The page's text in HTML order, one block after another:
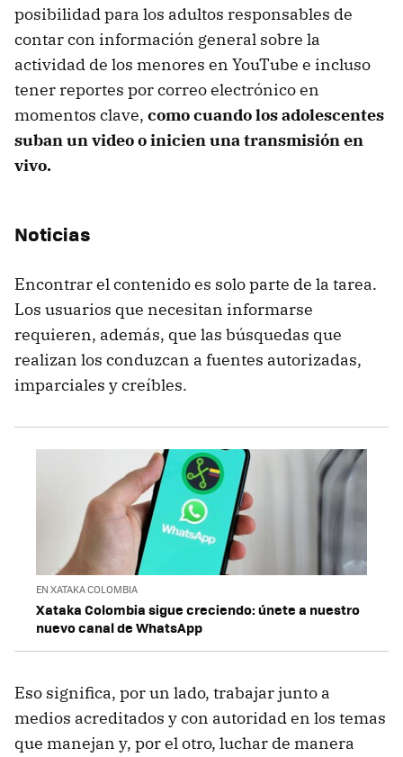
posibilidad para los adultos responsables de
contar con información general sobre la
actividad de los menores en YouTube e incluso
tener reportes por correo electrónico en
momentos clave, como cuando los adolescentes
suban un video o inicien una transmisión en
vivo.
Noticias
Encontrar el contenido es solo parte de la tarea.
Los usuarios que necesitan informarse
requieren, además, que las búsquedas que
realizan los conduzcan a fuentes autorizadas,
imparciales y creíbles.
EN XATAKA COLOMBIA
Xataka Colombia sigue creciendo: únete a nuestro
nuevo canal de WhatsApp
Eso significa, por un lado, trabajar junto a
medios acreditados y con autoridad en los temas
que manejan y, por el otro, luchar de manera